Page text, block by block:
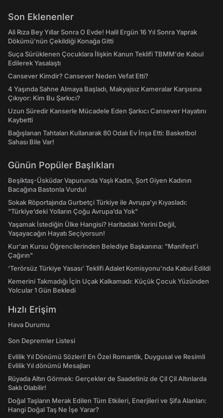
Son Eklenenler
Ali Rıza Bey Yıllar Sonra O Evde! Halil Ergün 16 Yıl Sonra Yaprak
Dökümü'nün Çekildiği Konağa Gitti
Suça Sürüklenen Çocuklara İlişkin Kanun Teklifi TBMM'de Kabul
Edilerek Yasalaştı
Cansever Kimdir? Cansever Neden Vefat Etti?
4 Yaşında Sahne Almaya Başladı, Makyajsız Kameralar Karşısına
Çıkıyor: Kim Bu Şarkıcı?
Uzun Süredir Kanserle Mücadele Eden Şarkıcı Cansever Hayatını
Kaybetti
Bağışlanan Tahtaları Kullanarak 80 Odalı Ev İnşa Etti: Basketbol
Sahası Bile Var!
Günün Popüler Başlıkları
Beşiktaş-Üsküdar Vapurunda Yaşlı Kadın, Şort Giyen Kadının
Bacağına Bastonla Vurdu!
Sokak Röportajında Gurbetçi Türkiye ile Avrupa'yı Kıyasladı:
"Türkiye’deki Yolların Çoğu Avrupa’da Yok"
Yaşamak İstediğin Ülke Hangisi? Haritadaki Yerini Değil,
Yaşayacağın Hayatı Seçiyorsun!
Kur'an Kursu Öğrencilerinden Belediye Başkanına: "Manifest’i
Çağırın"
‘Terörsüz Türkiye Yasası’ Teklifi Adalet Komisyonu'nda Kabul Edildi
Kemerini Takmadığı İçin Uçak Kalkamadı: Küçük Çocuk Yüzünden
Yolcular 1 Gün Bekledi
Hızlı Erişim
Hava Durumu
Son Depremler Listesi
Evlilik Yıl Dönümü Sözleri! En Özel Romantik, Duygusal ve Resimli
Evlilik Yıl dönümü Mesajları
Rüyada Altın Görmek: Gerçekler de Saadetiniz de Çil Çil Altınlarda
Saklı Olabilir!
Doğal Taşların Merak Edilen Tüm Etkileri, Enerjileri ve Şifa Alanları:
Hangi Doğal Taş Ne İşe Yarar?